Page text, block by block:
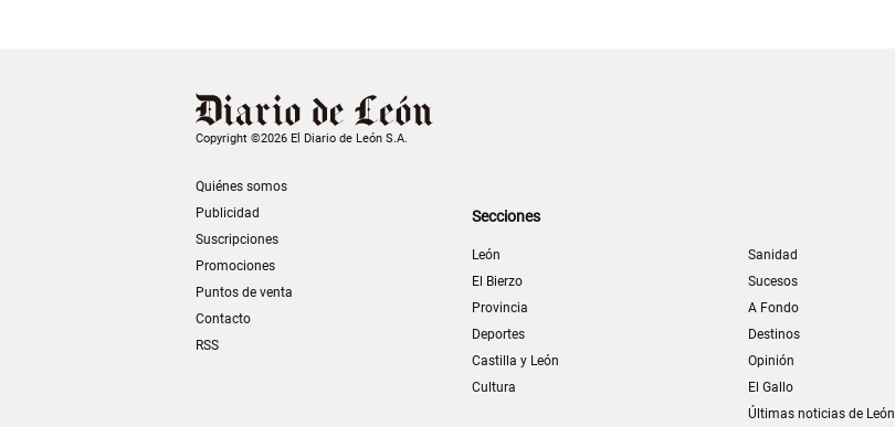
Copyright ©2026 El Diario de León S.A.
Quiénes somos
Publicidad
Suscripciones
Promociones
Puntos de venta
Contacto
RSS
Secciones
León
El Bierzo
Provincia
Deportes
Castilla y León
Cultura
Sanidad
Sucesos
A Fondo
Destinos
Opinión
El Gallo
Últimas noticias de León